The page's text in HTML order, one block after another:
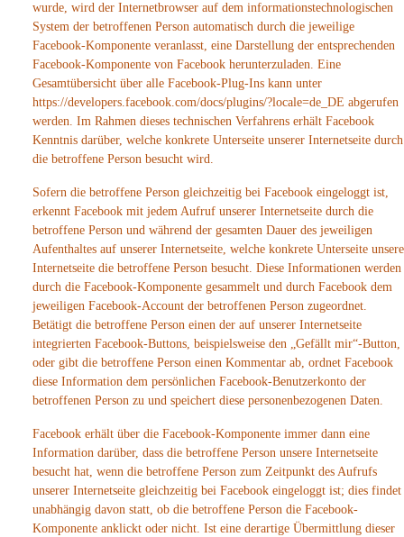
wurde, wird der Internetbrowser auf dem informationstechnologischen
System der betroffenen Person automatisch durch die jeweilige
Facebook-Komponente veranlasst, eine Darstellung der entsprechenden
Facebook-Komponente von Facebook herunterzuladen. Eine
Gesamtübersicht über alle Facebook-Plug-Ins kann unter
https://developers.facebook.com/docs/plugins/?locale=de_DE abgerufen
werden. Im Rahmen dieses technischen Verfahrens erhält Facebook
Kenntnis darüber, welche konkrete Unterseite unserer Internetseite durch
die betroffene Person besucht wird.
Sofern die betroffene Person gleichzeitig bei Facebook eingeloggt ist,
erkennt Facebook mit jedem Aufruf unserer Internetseite durch die
betroffene Person und während der gesamten Dauer des jeweiligen
Aufenthaltes auf unserer Internetseite, welche konkrete Unterseite
Internetseite die betroffene Person besucht. Diese Informationen werden
durch die Facebook-Komponente gesammelt und durch Facebook dem
jeweiligen Facebook-Account der betroffenen Person zugeordnet.
Betätigt die betroffene Person einen der auf unserer Internetseite
integrierten Facebook-Buttons, beispielsweise den „Gefällt mir“-Button,
oder gibt die betroffene Person einen Kommentar ab, ordnet Facebook
diese Information dem persönlichen Facebook-Benutzerkonto der
betroffenen Person zu und speichert diese personenbezogenen Daten.
Facebook erhält über die Facebook-Komponente immer dann eine
Information darüber, dass die betroffene Person unsere Internetseite
besucht hat, wenn die betroffene Person zum Zeitpunkt des Aufrufs
unserer Internetseite gleichzeitig bei Facebook eingeloggt ist; dies findet
unabhängig davon statt, ob die betroffene Person die Facebook-
Komponente anklickt oder nicht. Ist eine derartige Übermittlung dieser